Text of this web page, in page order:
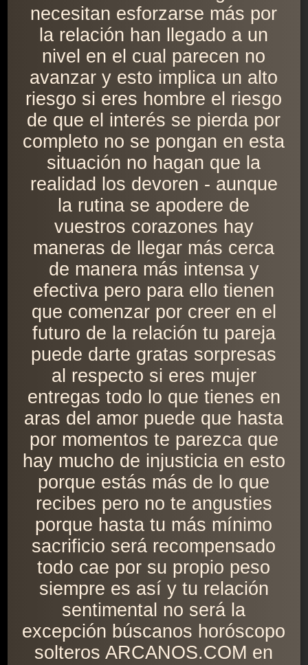
necesitan esforzarse más por
la relación han llegado a un
nivel en el cual parecen no
avanzar y esto implica un alto
riesgo si eres hombre el riesgo
de que el interés se pierda por
completo no se pongan en esta
situación no hagan que la
realidad los devoren - aunque
la rutina se apodere de
vuestros corazones hay
maneras de llegar más cerca
de manera más intensa y
efectiva pero para ello tienen
que comenzar por creer en el
futuro de la relación tu pareja
puede darte gratas sorpresas
al respecto si eres mujer
entregas todo lo que tienes en
aras del amor puede que hasta
por momentos te parezca que
hay mucho de injusticia en esto
porque estás más de lo que
recibes pero no te angusties
porque hasta tu más mínimo
sacrificio será recompensado
todo cae por su propio peso
siempre es así y tu relación
sentimental no será la
excepción búscanos horóscopo
solteros ARCANOS.COM en